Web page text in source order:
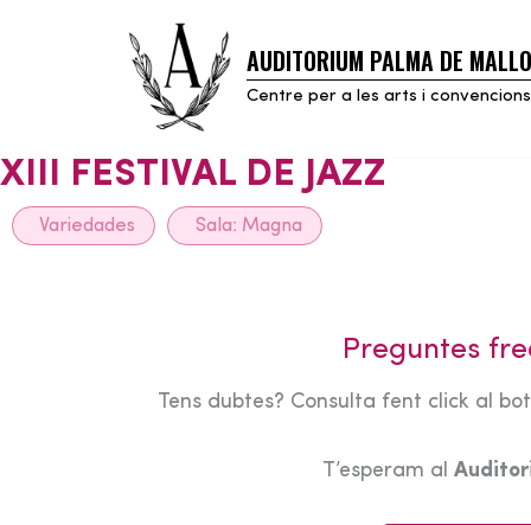
AUDITORIUM PALMA DE
Centre per a les arts i convencions
XIII FESTIVAL DE JAZZ
Variedades Sala: Magna
Preguntes
Tens dubtes? Consulta fent click al
T’esperam al